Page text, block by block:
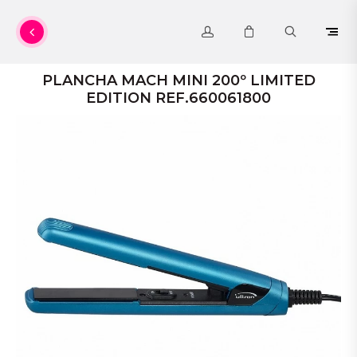
PLANCHA MACH MINI 200º LIMITED
EDITION REF.660061800